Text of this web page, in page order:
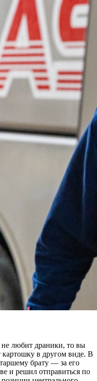
любит драники, то вы
в другом виде. В
брату — за его
и решил отправиться по